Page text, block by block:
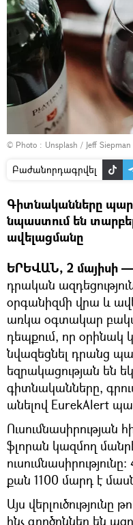
© Photo : Unsplash / Jeff Siepman
Բաժանորդագրվել
Գիտնականները
նպաստում են
ավելացմանը
ԵՐԵՎԱՆ, 2 մայիսի
դրական
օրգանիզմի վրա և
առկա օգտակար
դեպքում, որ
նվազեցնել դրանց
եզրակացության են
գիտնականները,
անելով EurekAlert
Ուսումնասիրության
ֆլորան կազմող
քան 1100 մարդ է
Այս վերլուծությունը
ինչ գործոններ են